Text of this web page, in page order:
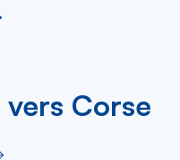
Corse